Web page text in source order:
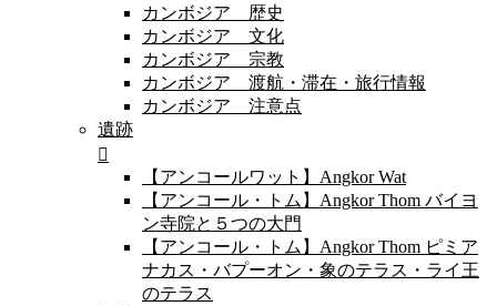
カンボジア 歴史
カンボジア 文化
カンボジア 宗教
カンボジア 渡航・滞在・旅行情報
カンボジア 注意点
遺跡
【アンコールワット】Angkor Wat
【アンコール・トム】Angkor Thom バイヨ
ン寺院と５つの大門
【アンコール・トム】Angkor Thom ピミア
ナカス・バプーオン・象のテラス・ライ王
のテラス